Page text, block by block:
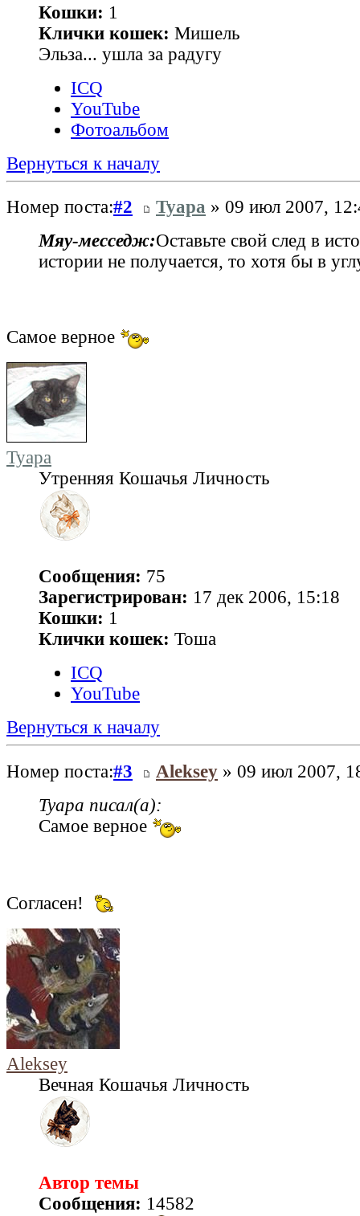
Кошки: 1
Клички кошек: Мишель
Эльза... ушла за радугу
ICQ
YouTube
Фотоальбом
Вернуться к началу
Номер поста:#2 Tyapa » 09 июл 2007,
Мяу‑месседж:Оставьте свой след в
истории не получается, то хотя бы в
Самое верное
Tyapa
Утренняя Кошачья Личность
Сообщения: 75
Зарегистрирован: 17 дек 2006, 15:18
Кошки: 1
Клички кошек: Тоша
ICQ
YouTube
Вернуться к началу
Номер поста:#3 Aleksey » 09 июл 2007,
Tyapa писал(а):
Самое верное
Согласен!
Aleksey
Вечная Кошачья Личность
Автор темы
Сообщения: 14582